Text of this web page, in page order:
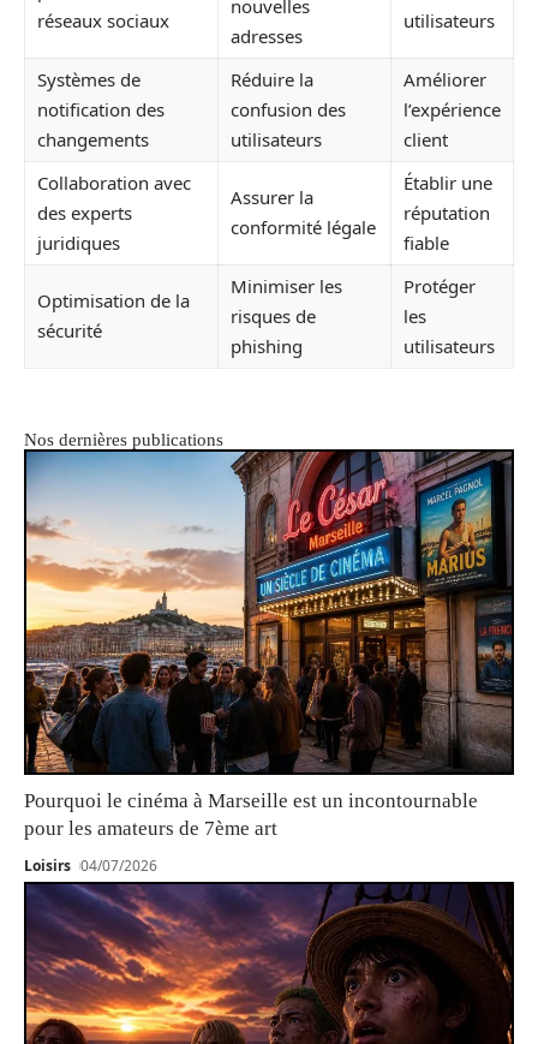
réseaux sociaux
nouvelles
adresses
utilisateurs
Systèmes de
notification des
changements
Réduire la
confusion des
utilisateurs
Améliorer
l’expérience
client
Collaboration avec
des experts
juridiques
Assurer la
conformité légale
Établir une
réputation
fiable
Optimisation de la
sécurité
Minimiser les
risques de
phishing
Protéger
les
utilisateurs
Nos dernières publications
Pourquoi le cinéma à Marseille est un incontournable
pour les amateurs de 7ème art
Loisirs 04/07/2026